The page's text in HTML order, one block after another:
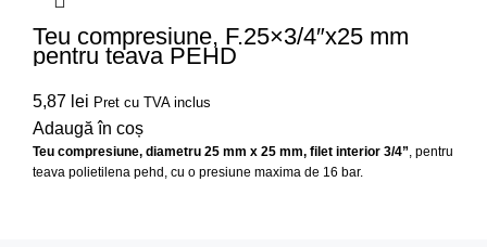
Teu compresiune, F.25×3/4″x25 mm
pentru teava PEHD
5,87 lei Pret cu TVA inclus
Adaugă în coș
Teu compresiune, diametru 25 mm x 25 mm, filet interior 3/4” , pentru
teava polietilena pehd, cu o presiune maxima de 16 bar.